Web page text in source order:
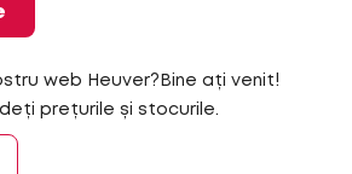
web Heuver?Bine ați venit!
prețurile și stocurile.